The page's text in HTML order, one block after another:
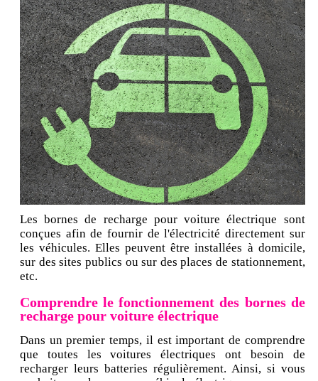
Les bornes de recharge pour voiture électrique sont
conçues afin de fournir de l'électricité directement sur
les véhicules. Elles peuvent être installées à domicile,
sur des sites publics ou sur des places de stationnement,
etc.
Comprendre le fonctionnement des bornes de
recharge pour voiture électrique
Dans un premier temps, il est important de comprendre
que toutes les voitures électriques ont besoin de
recharger leurs batteries régulièrement. Ainsi, si vous